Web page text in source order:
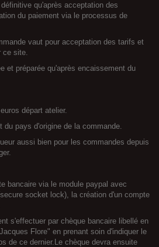
qu'après acceptation des
du paiement via le processus de
vaut pour acceptation des tarifs et
ce site.
et préparée qu'après encaissement du
départ atelier.
du pays d'origine de la commande.
aussi bien pour les commandes depuis
bancaire via le module paypal avec
socket lock), la création d'un compte
s'effectuer par chèque bancaire libellé en
Flore" en prenant soin d'indiquer le
de ce dernier.Le chèque devra ensuite